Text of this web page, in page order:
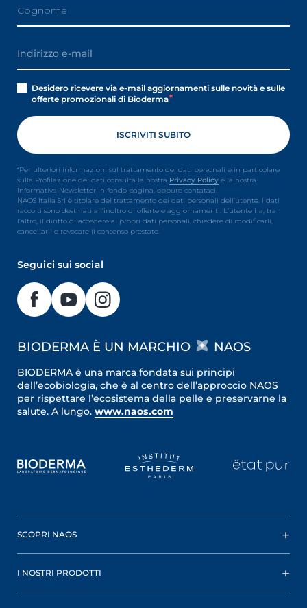
Desidero ricevere via e-mail aggiornamenti sulle novità e sulle
offerte promozionali di Bioderma
*Per ulteriori informazioni sul trattamento dei dati personali e in particolare
sulla Profilazione dei dati consulta la nostra Privacy Policy e la nostra
Informativa Newsletter in fondo pagina, oppure contataci.
NAOS Italia Srl è titolare del trattamento dei dati personali dell’utente. I dati
raccolti sono destinati all’inoltro di offerte e aggiornamenti. L’utente ha, tra
l’altro, il diritto di accedere ai propri dati personali, chiedere di modificarli,
cancellarli e revocare il consenso prestato.
Seguici sui social
BIODERMA È UN MARCHIO NAOS
BIODERMA è una marca fondata sui principi
dell’ecobiologia, che è al centro dell’approccio NAOS
per rispettare l’ecosistema della pelle e preservarne la
salute. A lungo. www.naos.com
SCOPRI NAOS
I NOSTRI PRODOTTI